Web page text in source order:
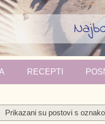
RECEPTI
Prikazani su postovi s